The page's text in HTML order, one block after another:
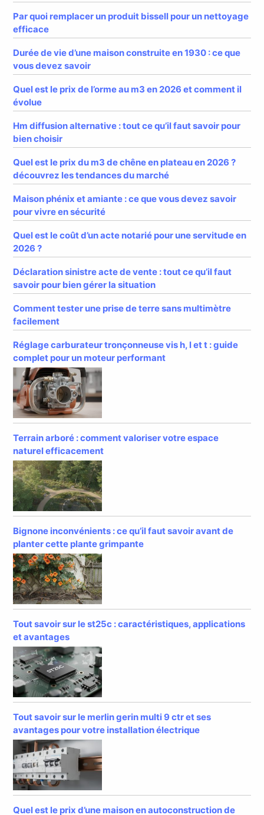
Par quoi remplacer un produit bissell pour un nettoyage
efficace
Durée de vie d’une maison construite en 1930 : ce que
vous devez savoir
Quel est le prix de l’orme au m3 en 2026 et comment il
évolue
Hm diffusion alternative : tout ce qu’il faut savoir pour
bien choisir
Quel est le prix du m3 de chêne en plateau en 2026 ?
découvrez les tendances du marché
Maison phénix et amiante : ce que vous devez savoir
pour vivre en sécurité
Quel est le coût d’un acte notarié pour une servitude en
2026 ?
Déclaration sinistre acte de vente : tout ce qu’il faut
savoir pour bien gérer la situation
Comment tester une prise de terre sans multimètre
facilement
Réglage carburateur tronçonneuse vis h, l et t : guide
complet pour un moteur performant
Terrain arboré : comment valoriser votre espace
naturel efficacement
Bignone inconvénients : ce qu’il faut savoir avant de
planter cette plante grimpante
Tout savoir sur le st25c : caractéristiques, applications
et avantages
Tout savoir sur le merlin gerin multi 9 ctr et ses
avantages pour votre installation électrique
Quel est le prix d’une maison en autoconstruction de